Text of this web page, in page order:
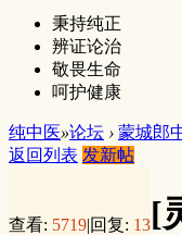
秉持纯正
辨证论治
敬畏生命
呵护健康
纯中医»论坛 › 蒙城郎
返回列表 发新帖
查看: 5719|回复: 13[